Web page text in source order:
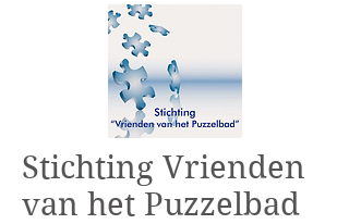
Stichting Vrienden
van het Puzzelbad